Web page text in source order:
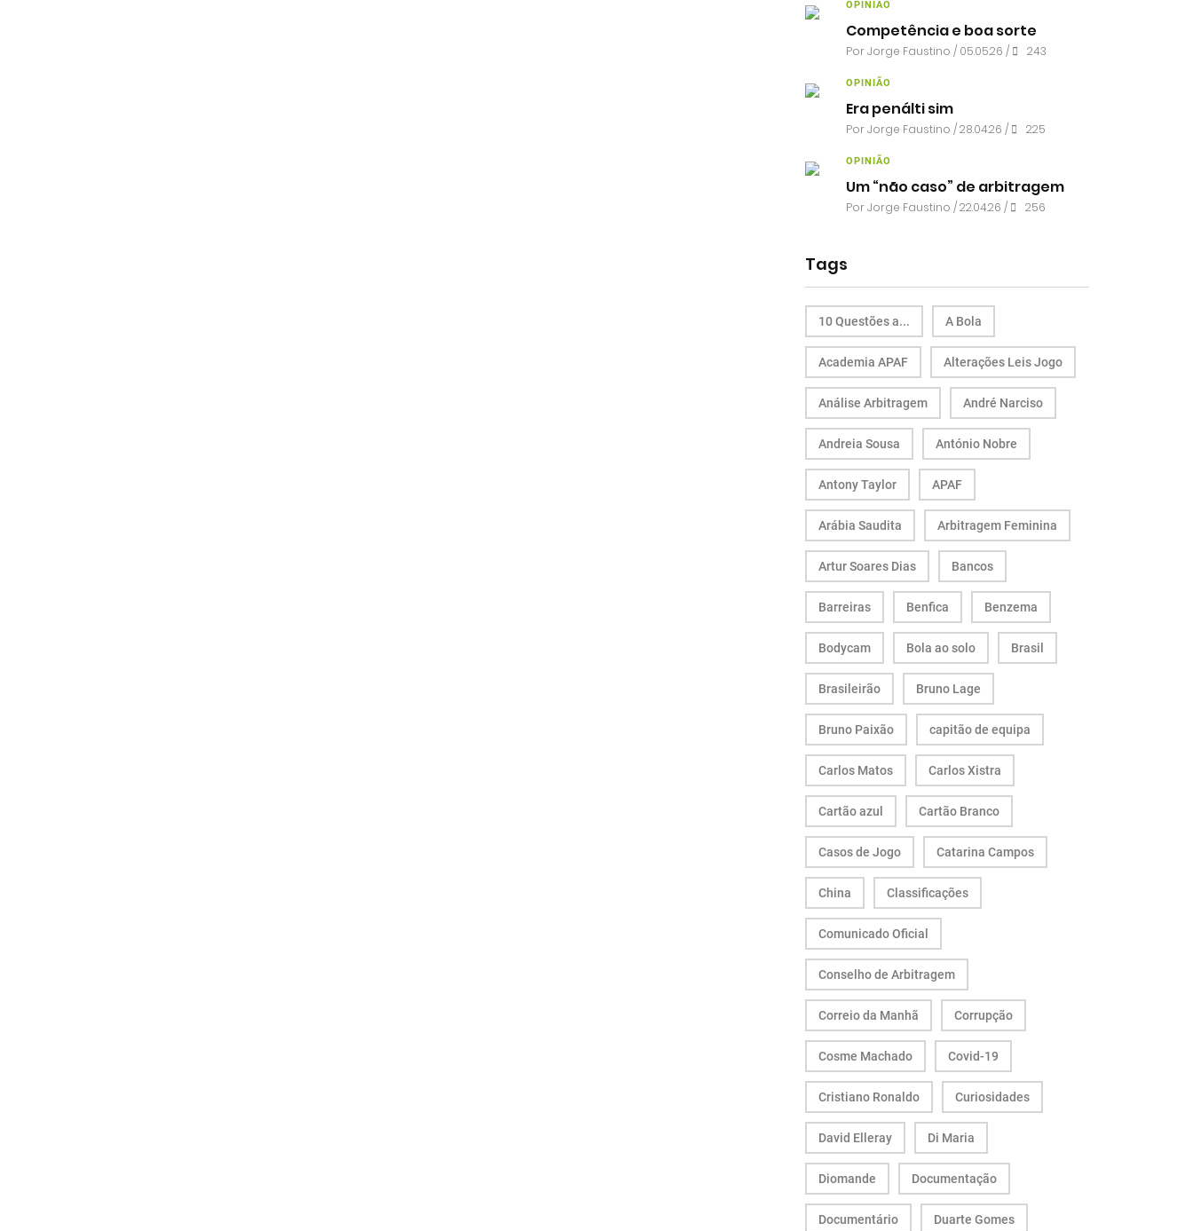
OPINIÃO
Competência e boa sorte
PorJorge Faustino / 05.05.26 / 243
OPINIÃO
Era penálti sim
PorJorge Faustino / 28.04.26 / 225
OPINIÃO
Um “não caso” de arbitragem
PorJorge Faustino / 22.04.26 / 256
Tags
10 Questões a... A Bola
Academia APAF Alterações Leis Jogo
Análise Arbitragem André Narciso
Andreia Sousa António Nobre
Antony Taylor APAF
Arábia Saudita Arbitragem Feminina
Artur Soares Dias Bancos
Barreiras Benfica Benzema
Bodycam Bola ao solo Brasil
Brasileirão Bruno Lage
Bruno Paixão capitão de equipa
Carlos Matos Carlos Xistra
Cartão azul Cartão Branco
Casos de Jogo Catarina Campos
China Classificações
Comunicado Oficial
Conselho de Arbitragem
Correio da Manhã Corrupção
Cosme Machado Covid-19
Cristiano Ronaldo Curiosidades
David Elleray Di Maria
Diomande Documentação
Documentário Duarte Gomes